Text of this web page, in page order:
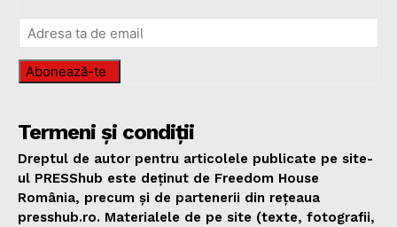
Abonează-te
Termeni și condiții
Dreptul de autor pentru articolele publicate pe site-
ul PRESShub este deținut de Freedom House
România, precum și de partenerii din rețeaua
presshub.ro. Materialele de pe site (texte, fotografii,